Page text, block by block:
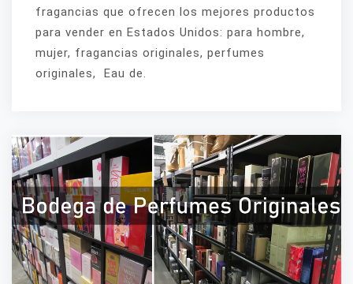
fragancias que ofrecen los mejores productos
para vender en Estados Unidos: para hombre,
mujer, fragancias originales, perfumes
originales, Eau de.